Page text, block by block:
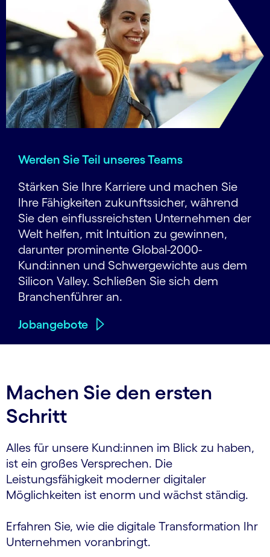
Werden Sie Teil unseres Teams
Stärken Sie Ihre Karriere und machen Sie
Ihre Fähigkeiten zukunftssicher, während
Sie den einflussreichsten Unternehmen der
Welt helfen, mit Intuition zu gewinnen,
darunter prominente Global-2000-
Kund:innen und Schwergewichte aus dem
Silicon Valley. Schließen Sie sich dem
Branchenführer an.
Jobangebote
Machen Sie den ersten
Schritt
Alles für unsere Kund:innen im Blick zu haben,
ist ein großes Versprechen. Die
Leistungsfähigkeit moderner digitaler
Möglichkeiten ist enorm und wächst ständig.
Erfahren Sie, wie die digitale Transformation Ihr
Unternehmen voranbringt.